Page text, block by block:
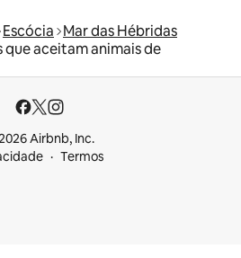
Escócia Mar das Hébridas
que aceitam animais de
Airbnb, Inc.
Termos